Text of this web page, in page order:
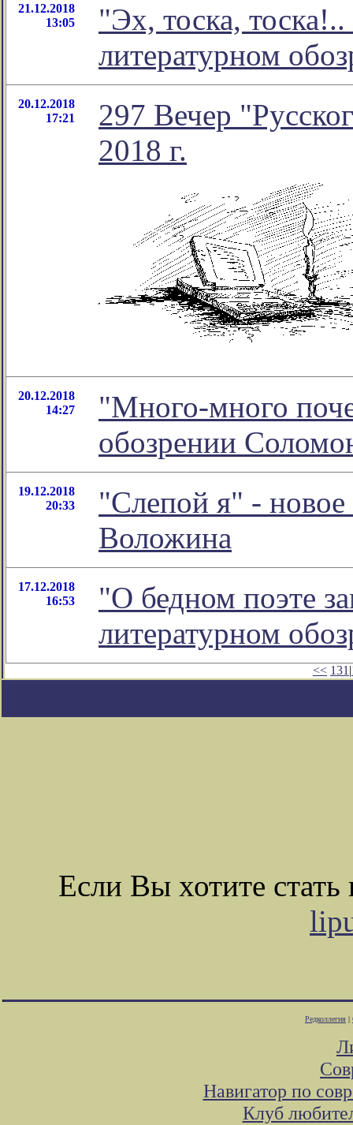
21.12.2018
13:05
"Эх, тоска,
литературном
20.12.2018
17:21
297 Вечер
2018 г.
20.12.2018
14:27
"Много-много
обозрении
19.12.2018
20:33
"Слепой я" - новое
Воложина
17.12.2018
16:53
"О бедном поэте
литературном
<< 131 |
Если Вы хотите
Редколлегия |
Навигатор по
Клуб